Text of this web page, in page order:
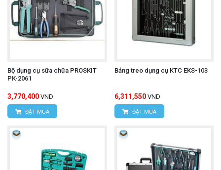
Bộ dụng cụ sữa chữa PROSKIT
PK-2061
3,770,400 VND
ĐẶT MUA
Bảng treo dụng cụ KTC EKS-103
6,311,550 VND
ĐẶT MUA